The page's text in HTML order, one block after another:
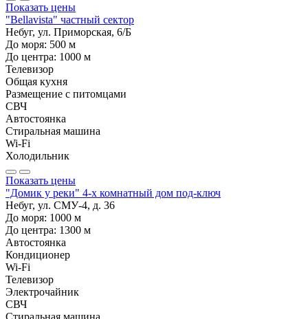
Показать цены
"Bellavista" частный сектор
Небуг, ул. Приморская, 6/Б
До моря: 500 м
До центра: 1000 м
Телевизор
Общая кухня
Размещение с питомцами
СВЧ
Автостоянка
Стиральная машина
Wi-Fi
Холодильник
Показать цены
"Домик у реки" 4-х комнатный дом под-ключ
Небуг, ул. СМУ-4, д. 36
До моря: 1000 м
До центра: 1300 м
Автостоянка
Кондиционер
Wi-Fi
Телевизор
Электрочайник
СВЧ
Стиральная машина